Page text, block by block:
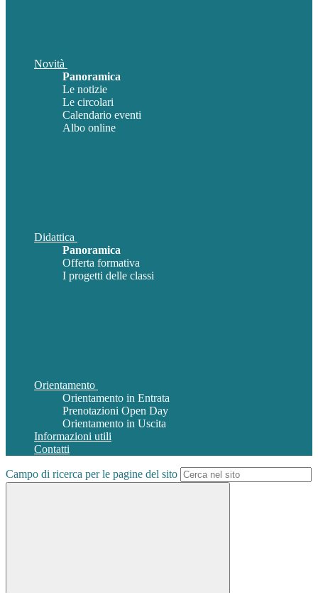
Novità
Panoramica
Le notizie
Le circolari
Calendario eventi
Albo online
Didattica
Panoramica
Offerta formativa
I progetti delle classi
Orientamento
Orientamento in Entrata
Prenotazioni Open Day
Orientamento in Uscita
Informazioni utili
Contatti
Campo di ricerca per le pagine del sito